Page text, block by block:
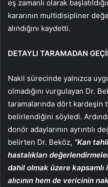
eş zamanlı olarak
kararının multidisipliner
alındığını kaydetti.
DETAYLI TARAMADAN
Nakil sürecinde yalnızca
olmadığını vurgulayan Dr.
taramalarında dört kardeşin
belirlendiğini söyledi.
donör adaylarının ayrıntılı
belirten Dr. Beköz, “Kan
hastalıkları
dahil olmak üzere kapsamlı
alıcının hem de vericinin